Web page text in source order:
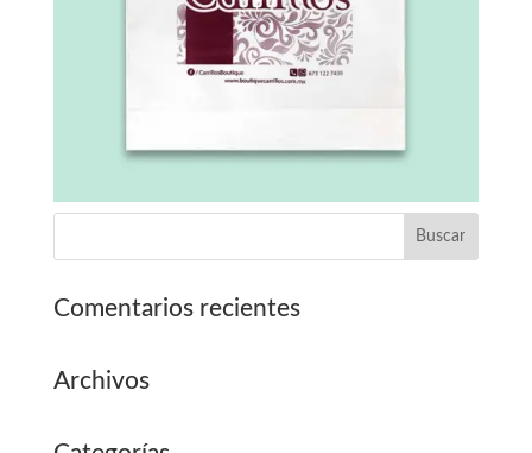
Comentarios recientes
Archivos